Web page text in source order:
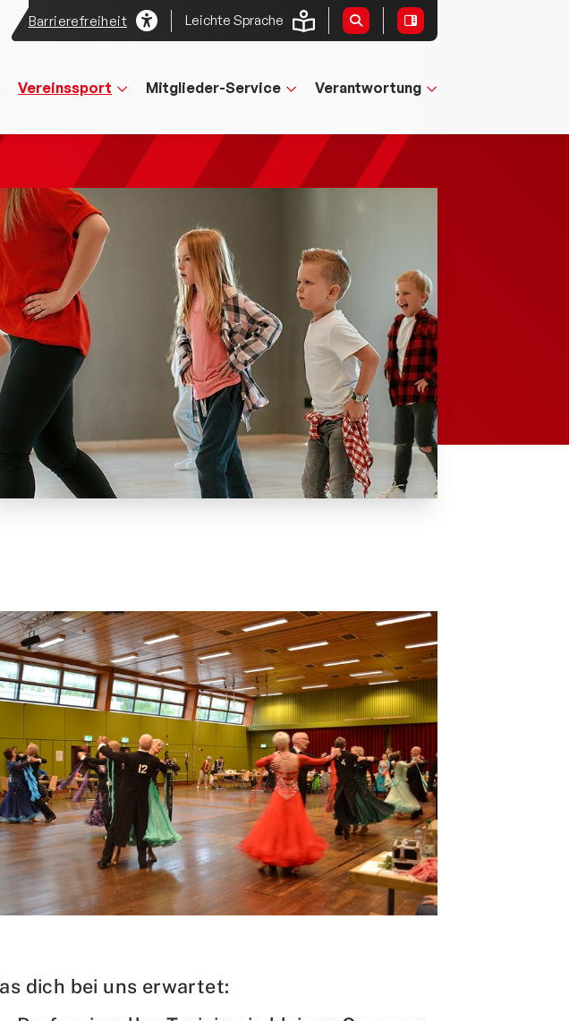
Barrierefreiheit Leichte Sprache
Vereinssport Mitglieder-Service Verantwortung
dich bei uns erwartet:
Kontakt
Turn und Sportverein Griesheim
1899 e.V.
Jahnstraße 20
verwaltung@tusgriesheim.de